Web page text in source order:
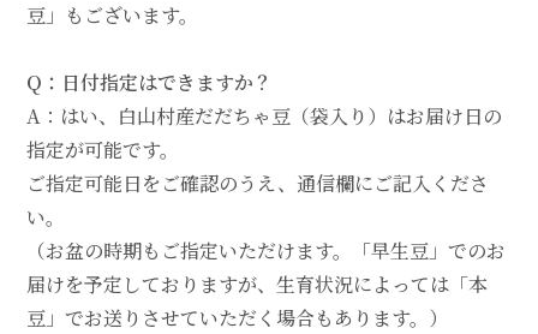
豆」もございます。
Q：日付指定はできますか？
A：はい、白山村産だだちゃ豆（袋入り）はお届け日の
指定が可能です。
ご指定可能日をご確認のうえ、通信欄にご記入くださ
い。
（お盆の時期もご指定いただけます。「早生豆」でのお
届けを予定しておりますが、生育状況によっては「本
豆」でお送りさせていただく場合もあります。）